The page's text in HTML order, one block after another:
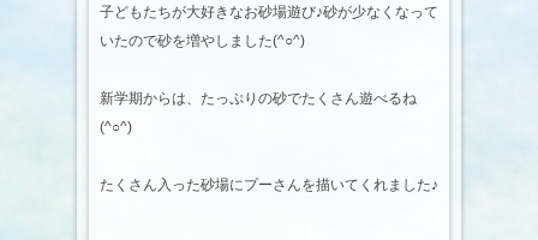
子どもたちが大好きなお砂場遊び♪砂が少なくなって
いたので砂を増やしました(^○^)
新学期からは、たっぷりの砂でたくさん遊べるね
(^○^)
たくさん入った砂場にプーさんを描いてくれました♪